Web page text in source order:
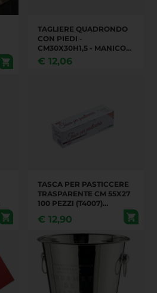
TAGLIERE QUADRONDO
CON PIEDI -
CM30X30H1,5 - MANICO
CM12 (S0112)
€ 12,06
TASCA PER PASTICCERE
TRASPARENTE CM 55X27
100 PEZZI (T4007)
€ 12,90